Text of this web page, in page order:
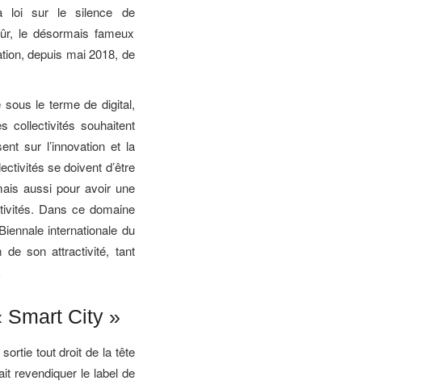
loi sur le silence de
le désormais fameux
depuis mai 2018, de
sous le terme de digital,
collectivités souhaitent
sur l’innovation et la
se doivent d’être
aussi pour avoir une
Dans ce domaine
internationale du
de son attractivité, tant
Smart City »
tout droit de la tête
revendiquer le label de